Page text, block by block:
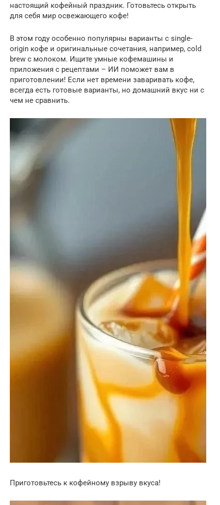
настоящий кофейный праздник. Готовьтесь открыть
для себя мир освежающего кофе!
В этом году особенно популярны варианты с single-
origin кофе и оригинальные сочетания, например, cold
brew с молоком. Ищите умные кофемашины и
приложения с рецептами – ИИ поможет вам в
приготовлении! Если нет времени заваривать кофе,
всегда есть готовые варианты, но домашний вкус ни с
чем не сравнить.
Приготовьтесь к кофейному взрыву вкуса!